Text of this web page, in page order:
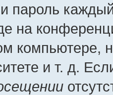
и пароль
на
компьютере,
и т. д.